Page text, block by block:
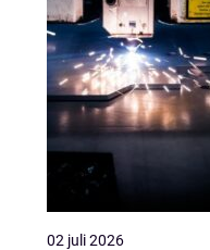
02 juli 2026